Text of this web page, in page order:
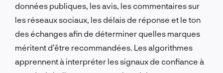
données publiques, les avis, les commentaires sur
les réseaux sociaux, les délais de réponse et le ton
des échanges afin de déterminer quelles marques
méritent d’être recommandées. Les algorithmes
apprennent à interpréter les signaux de confiance à